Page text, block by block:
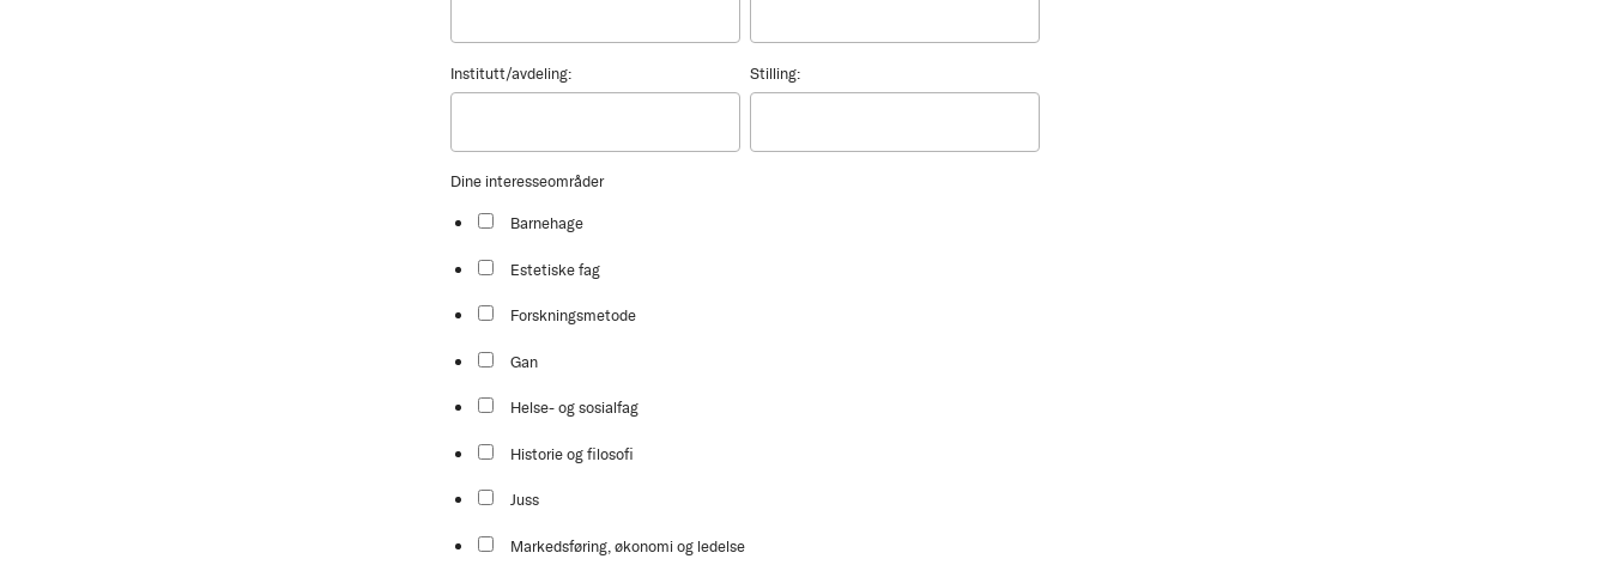
Institutt/avdeling: Stilling:
Dine interesseområder
Barnehage
Estetiske fag
Forskningsmetode
Gan
Helse- og sosialfag
Historie og filosofi
Juss
Markedsføring, økonomi og ledelse